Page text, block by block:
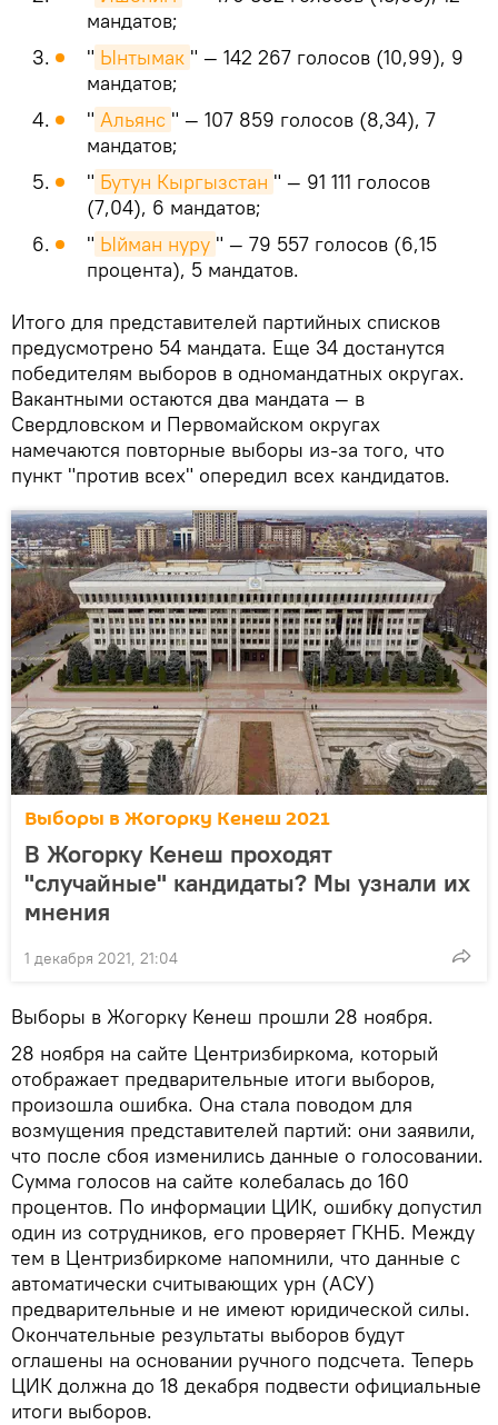
мандатов;
" Ынтымак " — 142 267 голосов (10,99), 9
мандатов;
" Альянс " — 107 859 голосов (8,34), 7
мандатов;
" Бутун Кыргызстан " — 91 111 голосов
(7,04), 6 мандатов;
" Ыйман нуру " — 79 557 голосов (6,15
процента), 5 мандатов.
Итого для представителей партийных списков
предусмотрено 54 мандата. Еще 34 достанутся
победителям выборов в одномандатных округах.
Вакантными остаются два мандата — в
Свердловском и Первомайском округах
намечаются повторные выборы из-за того, что
пункт "против всех" опередил всех кандидатов.
Выборы в Жогорку Кенеш 2021
В Жогорку Кенеш проходят
"случайные" кандидаты? Мы узнали их
мнения
1 декабря 2021, 21:04
Выборы в Жогорку Кенеш прошли 28 ноября.
28 ноября на сайте Центризбиркома, который
отображает предварительные итоги выборов,
произошла ошибка. Она стала поводом для
возмущения представителей партий: они заявили,
что после сбоя изменились данные о голосовании.
Сумма голосов на сайте колебалась до 160
процентов. По информации ЦИК, ошибку допустил
один из сотрудников, его проверяет ГКНБ. Между
тем в Центризбиркоме напомнили, что данные с
автоматически считывающих урн (АСУ)
предварительные и не имеют юридической силы.
Окончательные результаты выборов будут
оглашены на основании ручного подсчета. Теперь
ЦИК должна до 18 декабря подвести официальные
итоги выборов.